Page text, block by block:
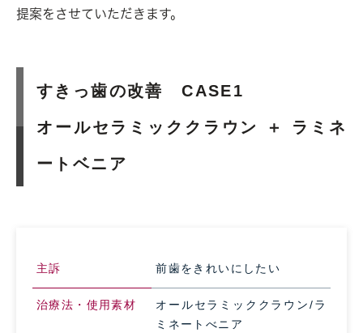
提案をさせていただきます。
すきっ歯の改善 CASE1
オールセラミッククラウン ＋ ラミネ
ートベニア
主訴 前歯をきれいにしたい
治療法・使用素材
オールセラミッククラウン/ラ
ミネートべニア